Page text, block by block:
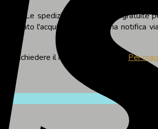
Le spedizioni in Italia sono
l'acquisto, riceverai una notifica
richiedere il reso del tuo ordine. Per